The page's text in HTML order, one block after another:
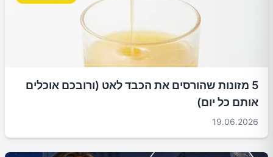
5 מזונות שהורסים את הכבד לאט (ורובכם אוכלים
אותם כל יום)
19.06.2026